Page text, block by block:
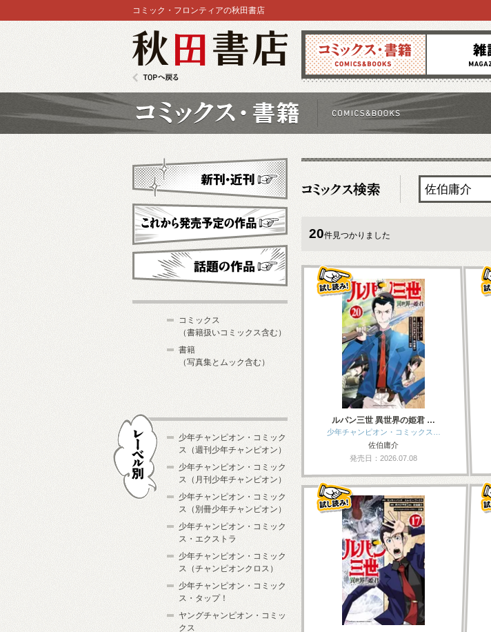
コミックス 雑誌
コミック・フロンティアの秋田書店
20件見つかりました
ルパン三世 異世界の姫君 …
少年チャンピオン・コミックス…
佐伯庸介
発売日：2026.07.08
新刊・近刊
これから発売予定
コミックス
（書籍扱いコミックス含む）
書籍
（写真集とムック含む）
少年チャンピオン・コミック
ス（週刊少年チャンピオン）
少年チャンピオン・コミック
ス（月刊少年チャンピオン）
少年チャンピオン・コミック
ス（別冊少年チャンピオン）
少年チャンピオン・コミック
ス・エクストラ
少年チャンピオン・コミック
ス（チャンピオンクロス）
少年チャンピオン・コミック
ス・タップ！
ヤングチャンピオン・コミッ
クス